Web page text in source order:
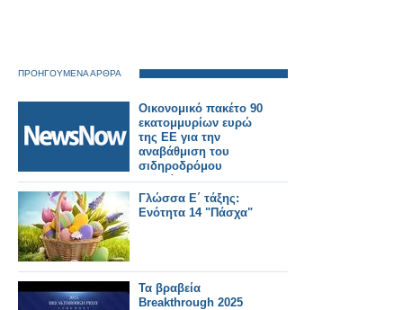
ΠΡΟΗΓΟΥΜΕΝΑ ΑΡΘΡΑ
Οικονομικό πακέτο 90
εκατομμυρίων ευρώ
της ΕΕ για την
αναβάθμιση του
σιδηροδρόμου
Δυρράχιο –
Rrogozhina στην
Αλβανία
Γλώσσα Ε΄ τάξης:
Ενότητα 14 "Πάσχα"
Τα βραβεία
Breakthrough 2025